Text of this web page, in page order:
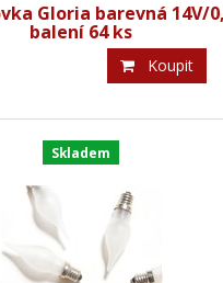
Gloria barevná 14V/
balení 64 ks
Koupit
Skladem